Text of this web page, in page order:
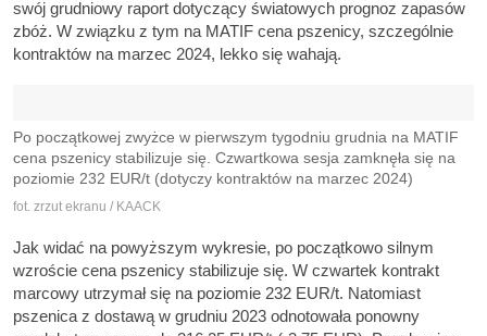
swój grudniowy raport dotyczący światowych prognoz zapasów
zbóż. W związku z tym na MATIF cena pszenicy, szczególnie
kontraktów na marzec 2024, lekko się wahają.
Po początkowej zwyżce w pierwszym tygodniu grudnia na MATIF
cena pszenicy stabilizuje się. Czwartkowa sesja zamknęła się na
poziomie 232 EUR/t (dotyczy kontraktów na marzec 2024)
fot. zrzut ekranu / KAACK
Jak widać na powyższym wykresie, po początkowo silnym
wzroście cena pszenicy stabilizuje się. W czwartek kontrakt
marcowy utrzymał się na poziomie 232 EUR/t. Natomiast
pszenica z dostawą w grudniu 2023 odnotowała ponowny